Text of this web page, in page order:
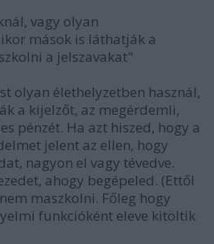
vagy olyan
mások is láthatják a
a jelszavakat"
olyan élethelyzetben használ,
a kijelzőt, az megérdemli,
pénzét. Ha azt hiszed, hogy a
jelent az ellen, hogy
nagyon el vagy tévedve.
ahogy begépeled. (Ettől
maszkolni. Főleg hogy
funkcióként eleve kitöltik